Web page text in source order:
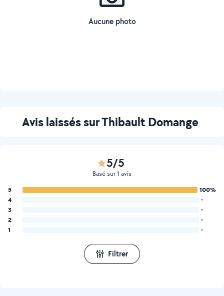
Aucune photo
Avis laissés sur Thibault Domange
5/5
Basé sur 1 avis
5
100%
4
-
3
-
2
-
1
-
Filtrer